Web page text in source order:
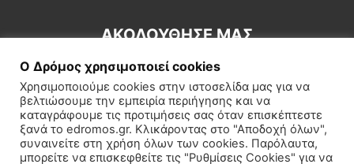
ΑΚΟΛΟΥΘΗΣΕ ΜΑΣ
Εγγραφή συνδρομητή Πολιτική Διεθνή Κοινωνία
Ο Δρόμος χρησιμοποιεί cookies
Χρησιμοποιούμε cookies στην ιστοσελίδα μας για να
βελτιώσουμε την εμπειρία περιήγησης και να
καταγράφουμε τις προτιμήσεις σας όταν επισκέπτεστε
ξανά το edromos.gr. Κλικάροντας στο "Αποδοχή όλων",
συναινείτε στη χρήση όλων των cookies. Παρόλαυτα,
μπορείτε να επισκεφθείτε τις "Ρυθμίσεις Cookies" για να